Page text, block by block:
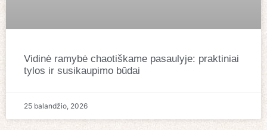
Vidinė ramybė chaotiškame pasaulyje: praktiniai
tylos ir susikaupimo būdai
25 balandžio, 2026